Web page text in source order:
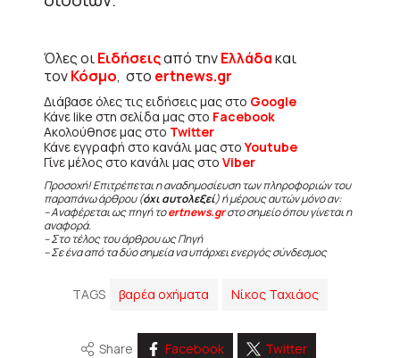
Όλες οιΕιδήσειςαπό τηνΕλλάδακαι
τονΚόσμο, στο ertnews.gr
Διάβασε όλες τις ειδήσεις μας στο Google
Κάνε like στη σελίδα μας στο Facebook
Ακολούθησε μας στο Twitter
Κάνε εγγραφή στο κανάλι μας στοYoutube
Γίνε μέλος στο κανάλι μας στο Viber
Προσοχή! Επιτρέπεται η αναδημοσίευση των πληροφοριών του
παραπάνω άρθρου (όχι αυτολεξεί) ή μέρους αυτών μόνο αν:
– Αναφέρεται ως πηγή τοertnews.grστο σημείο όπου γίνεται η
αναφορά.
– Στο τέλος του άρθρου ως Πηγή
– Σε ένα από τα δύο σημεία να υπάρχει ενεργός σύνδεσμος
TAGS βαρέα οχήματα Νίκος Ταχιάος
Share Facebook Twitter